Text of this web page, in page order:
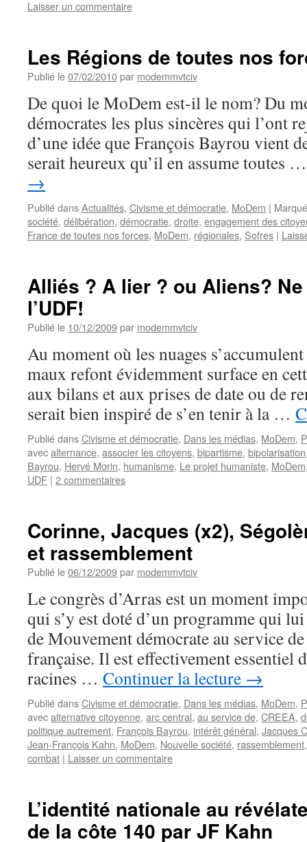
Laisser un commentaire
Les Régions de toutes nos
Publié le07/02/2010par modemmvtciv
De quoi le MoDem est-il le nom? Du
démocrates les plus sincères qui l’ont
d’une idée que François Bayrou vient
serait heureux qu’il en assume toutes
→
Publié dansActualités, Civisme et démocratie, MoDem |
société, délibération, démocratie, droite, engagement des
France de toutes nos forces, MoDem, régionales, Sofres |
Alliés ? A lier ? ou Aliens?
l’UDF!
Publié le 10/12/2009par modemmvtciv
Au moment où les nuages
maux refont évidemment surface en
aux bilans et aux prises de date ou de
serait bien inspiré de s’en tenir à la …
Publié dansCivisme et démocratie, Dans les médias, MoDem,
avecalternance, associer les citoyens, bipartisme, bipolarisation
Bayrou, Hervé Morin, humanisme, Le projet humaniste, MoDem
UDF | 2 commentaires
Corinne, Jacques (x2),
et rassemblement
Publié le06/12/2009par modemmvtciv
Le congrès d’Arras est un moment
qui s’y est doté d’un programme qui
de Mouvement démocrate au service
française. Il est effectivement essentiel
racines … Continuer la lecture →
Publié dansCivisme et démocratie, Dans les médias, MoDem,
avecalternative citoyenne, arc central, au service de, CREEA,
politique autrement, François Bayrou, intérêt général, Jacques
Jean-François Kahn, MoDem, Nouvelle société, rassemblement
combat | Laisser un commentaire
L’identité nationale au
de la côte 140 par JF Kahn